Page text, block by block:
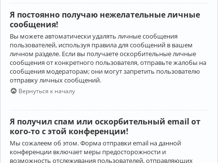
Я постоянно получаю нежелательные личные
сообщения!
Вы можете автоматически удалять личные сообщения
пользователей, используя правила для сообщений в вашем
личном разделе. Если вы получаете оскорбительные личные
сообщения от конкретного пользователя, отправьте жалобы на
сообщения модераторам; они могут запретить пользователю
отправку личных сообщений.
Вернуться к началу
Я получил спам или оскорбительный email от
кого-то с этой конференции!
Мы сожалеем об этом. Форма отправки email на данной
конференции включает меры предосторожности и
возможность отслеживания пользователей, отправляющих